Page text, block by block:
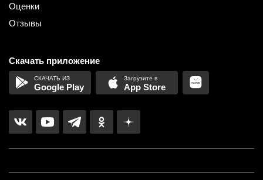
Оценки
Отзывы
Скачать приложение
Google Play App Store